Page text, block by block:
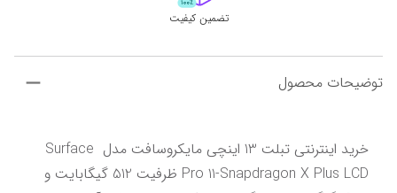
تضمین کیفیت
توضیحات محصول
خرید اینترنتی تبلت 13 اینچی مایکروسافت مدل Surface